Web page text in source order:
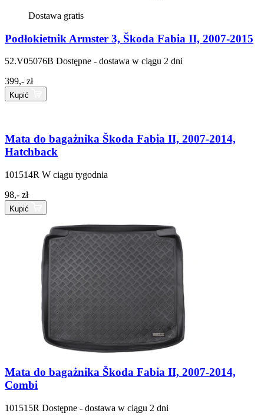
Dostawa gratis
Podłokietnik Armster 3, Škoda Fabia II, 2007-2015
52.V05076B Dostępne - dostawa w ciągu 2 dni
399,- zł
Kupić
Mata do bagażnika Škoda Fabia II, 2007-2014,
Hatchback
101514R W ciągu tygodnia
98,- zł
Kupić
Mata do bagażnika Škoda Fabia II, 2007-2014,
Combi
101515R Dostępne - dostawa w ciągu 2 dni